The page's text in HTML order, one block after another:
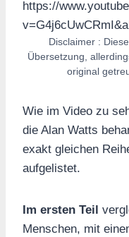
https://
Disclaimer :
Übersetzung,
original
Wie im Video zu
die Alan Watts
exakt gleichen
aufgelistet.
Im ersten Teil
Menschen, mit